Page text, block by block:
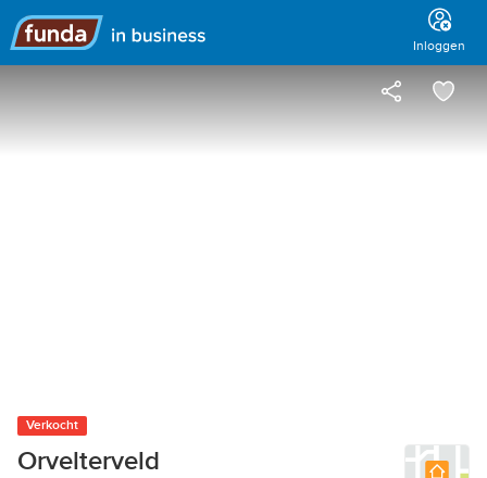
Hoofdmenu
Inloggen
Verkocht
Orvelterveld